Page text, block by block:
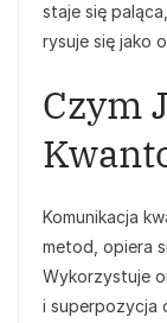
staje się
rysuje się jako
Czym
Komunikacja
metod, opiera
Wykorzystuje
i superpozycja